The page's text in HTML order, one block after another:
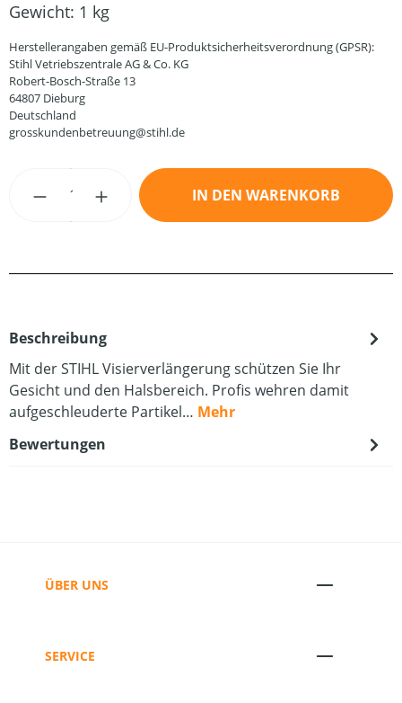
Gewicht: 1 kg
Herstellerangaben gemäß EU-Produktsicherheitsverordnung (GPSR):
Stihl Vetriebszentrale AG & Co. KG
Robert-Bosch-Straße 13
64807 Dieburg
Deutschland
grosskundenbetreuung@stihl.de
Produkt Anzahl: Gib den gewünschten
IN DEN WARENKORB
Beschreibung
Mit der STIHL Visierverlängerung schützen Sie Ihr
Gesicht und den Halsbereich. Profis wehren damit
aufgeschleuderte Partikel… Mehr
Bewertungen
ÜBER UNS
SERVICE